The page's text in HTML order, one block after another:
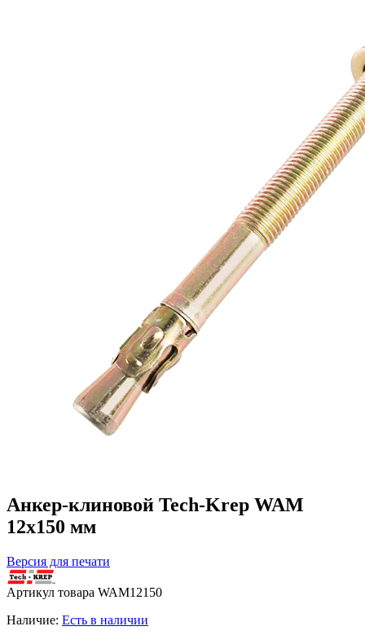
Анкер-клиновой Tech-Krep WAM
12х150 мм
Версия для печати
Артикул товара WAM12150
Наличие: Есть в наличии